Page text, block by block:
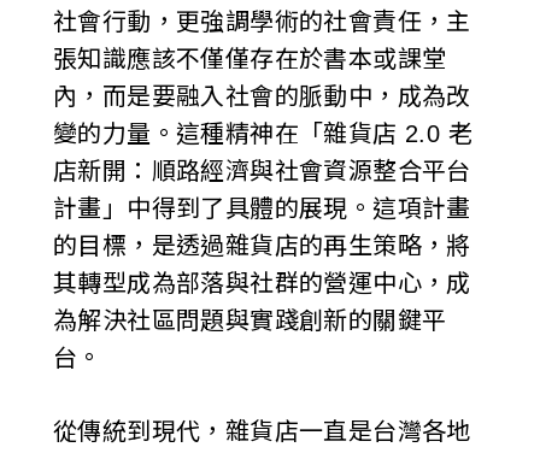
社會行動，更強調學術的社會責任，主
張知識應該不僅僅存在於書本或課堂
內，而是要融入社會的脈動中，成為改
變的力量。這種精神在「雜貨店 2.0 老
店新開：順路經濟與社會資源整合平台
計畫」中得到了具體的展現。這項計畫
的目標，是透過雜貨店的再生策略，將
其轉型成為部落與社群的營運中心，成
為解決社區問題與實踐創新的關鍵平
台。
從傳統到現代，雜貨店一直是台灣各地